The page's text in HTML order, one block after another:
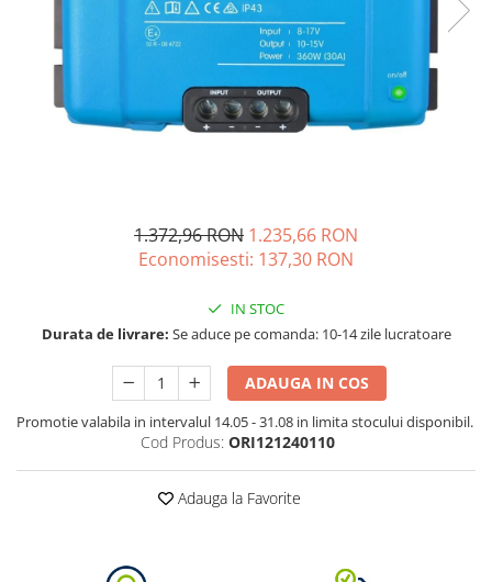
Acumulatori de stocare
Componente sisteme de balcon
1.372,96 RON 1.235,66 RON
Economisesti: 137,30 RON
IN STOC
Durata de livrare: Se aduce pe comanda: 10-14 zile lucratoare
ADAUGA IN COS
Promotie valabila in intervalul 14.05 - 31.08 in limita stocului disponibil.
Cod Produs: ORI121240110
Adauga la Favorite